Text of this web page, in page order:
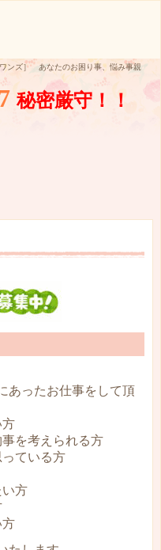
ンズ］ あなたのお困り事、悩み事親
秘密厳守！！
あったお仕事をして頂
方
事を考えられる方
っている方
い方
方